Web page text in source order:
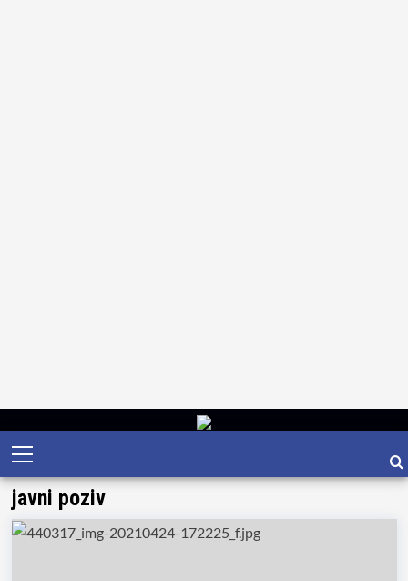
Skip
to
content
Primary
Menu
javni poziv